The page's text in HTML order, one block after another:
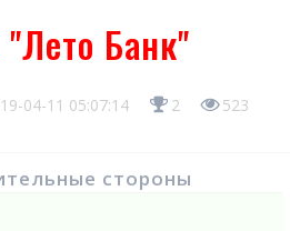
Банк"
04-11 05:07:14 2 523
стороны